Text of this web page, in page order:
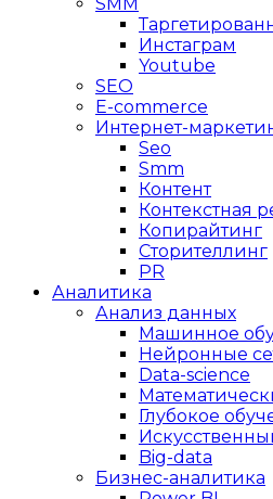
Инстаграм
Youtube
SEO
E-сommerce
Интернет-
Seo
Smm
Контент
Контекстная
Копирайтинг
Сторителлинг
PR
Аналитика
Анализ данных
Машинное
Нейронные
Data-science
Глубокое
Big-data
Бизнес-аналитика